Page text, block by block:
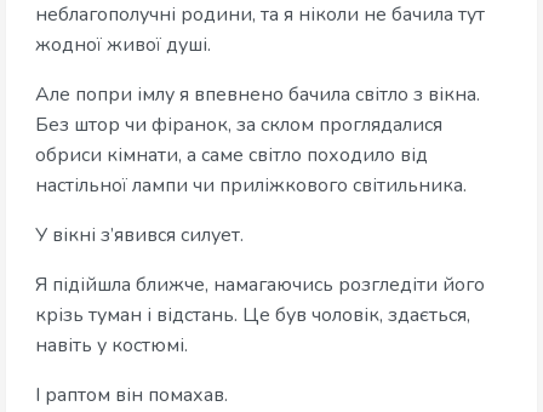
неблагополучні родини, та я ніколи не бачила тут
жодної живої душі.
Але попри імлу я впевнено бачила світло з вікна.
Без штор чи фіранок, за склом проглядалися
обриси кімнати, а саме світло походило від
настільної лампи чи приліжкового світильника.
У вікні з’явився силует.
Я підійшла ближче, намагаючись розгледіти його
крізь туман і відстань. Це був чоловік, здається,
навіть у костюмі.
І раптом він помахав.